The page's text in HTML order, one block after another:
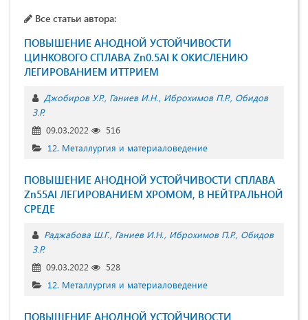
Все статьи автора:
ПОВЫШЕНИЕ АНОДНОЙ УСТОЙЧИВОСТИ
ЦИНКОВОГО СПЛАВА Zn0.5Al К ОКИСЛЕНИЮ
ЛЕГИРОВАНИЕМ ИТТРИЕМ
Джобиров У.Р. Ганиев И.Н. Иброхимов П.Р. Обидов
З.Р.
09.03.2022
516
12. Металлургия и материаловедение
ПОВЫШЕНИЕ АНОДНОЙ УСТОЙЧИВОСТИ СПЛАВА
Zn55Al ЛЕГИРОВАНИЕМ ХРОМОМ, В НЕЙТРАЛЬНОЙ
СРЕДЕ
Раджабова Ш.Г. Ганиев И.Н. Иброхимов П.Р. Обидов
З.Р.
09.03.2022
528
12. Металлургия и материаловедение
ПОВЫШЕНИЕ АНОДНОЙ УСТОЙЧИВОСТИ